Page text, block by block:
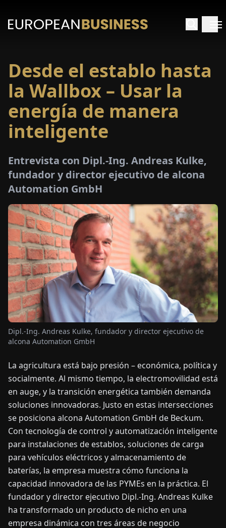
ENDEFRESITNLPLHU
Desde el establo hasta
la Wallbox – Usar la
energía de manera
inteligente
Entrevista con Dipl.-Ing. Andreas Kulke,
fundador y director ejecutivo de alcona
Automation GmbH
Dipl.-Ing. Andreas Kulke, fundador y director ejecutivo de
alcona Automation GmbH
La agricultura está bajo presión – económica, política y
socialmente. Al mismo tiempo, la electromovilidad está
en auge, y la transición energética también demanda
soluciones innovadoras. Justo en estas intersecciones
se posiciona alcona Automation GmbH de Beckum.
Con tecnología de control y automatización inteligente
para instalaciones de establos, soluciones de carga
para vehículos eléctricos y almacenamiento de
baterías, la empresa muestra cómo funciona la
capacidad innovadora de las PYMEs en la práctica. El
fundador y director ejecutivo Dipl.-Ing. Andreas Kulke
ha transformado un producto de nicho en una
empresa dinámica con tres áreas de negocio